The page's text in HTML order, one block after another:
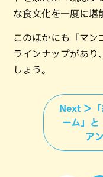
な食文化を一度に堪
このほかにも「マン
ラインナップがあり
しょう。
Next ＞
ーム」と
ア